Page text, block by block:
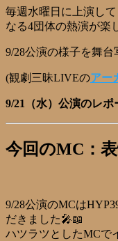
毎週水曜日に上演し
なる4団体の熱演が楽
9/28公演の様子を舞
(観劇三昧LIVEのアー
9/21（水）公演のレポ
今回のMC：
9/28公演のMCは
だきました🎤📖
ハツラツとしたMCで